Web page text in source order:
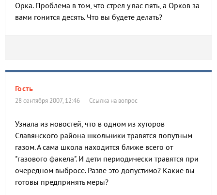
Орка. Проблема в том, что стрел у вас пять, а Орков за
вами гонится десять. Что вы будете делать?
Гость
28 сентября 2007, 12:46 Ссылка на вопрос
Узнала из новостей, что в одном из хуторов
Славянского района школьники травятся попутным
газом. А сама школа находится ближе всего от
"газового факела". И дети периодически травятся при
очередном выбросе. Разве это допустимо? Какие вы
готовы предпринять меры?